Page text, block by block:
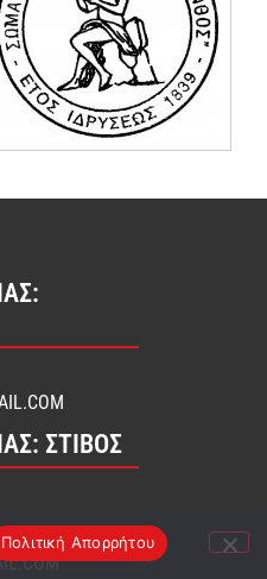
ΣΤΊΒΟΣ
Πολιτική Απορρήτου